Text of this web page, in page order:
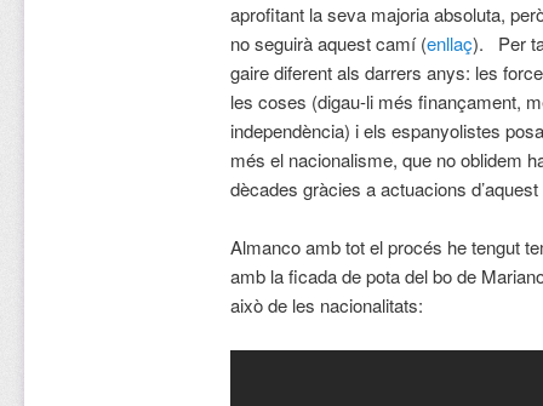
aprofitant la seva majoria absoluta,
no seguirà aquest camí (enllaç). Per
gaire diferent als darrers anys: les
les coses (digau-li més finançament,
independència) i els espanyolistes
més el nacionalisme, que no oblidem
dècades gràcies a actuacions
Almanco amb tot el procés he tengut
amb la ficada de pota del bo de
això de les nacionalitats: